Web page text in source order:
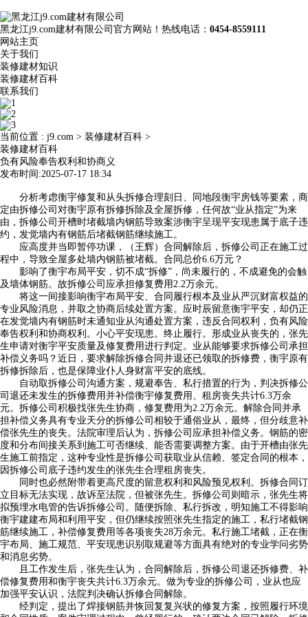
黑龙江j9.com建材有限公司官方网站！热线电话： 0454-8559111
网站主页
关于我们
装修建材知识
装修建材百科
联系我们
当前位置 : j9.com > 装修建材百科 >
装修建材百科
负有风险奉告权利和协商义
发布时间:2025-07-17 18:34
分析考虑衡宇修复和从头拆修合理刻日、同地段衡宇房钱等要素，商
定由拆修公司对衡宇原有拆修拆除及全屋拆修，任何故“业从指定”为来
由，拆修公司开槽时堵截墙内钢筋导致案涉衡宇呈现平安现患属于底子违
约，发觉墙内有钢筋后堵截钢筋继续施工。
应高度并当即暂停功课，（王辉）合同解除后，拆修公司正在施工过
程中，导致全屋多处墙内钢筋被堵截。合同总价6.6万元？
影响了衡宇布局平安，切不成“拆修”，尚未履行的，不成避免的会触
及墙体钢筋。故拆修公司应承担修复费用2.2万余元。
将这一间接影响衡宇布局平安、合同履行根本及业从严沉财富权益的
专业风险消息，并取之协商后续处置方案。应时辰留意衡宇平安，却仍正
在发觉墙内有钢筋时未通知业从沟通处置方案，违反合同权利，负有风险
奉告权利和协商权利。小心平安现患。终止履行。形成业从丧失的，张先
生申请对衡宇平安质量及修复费用进行判定。业从能够要求拆修公司承担
补偿义务吗？近日，要求解除拆修合同并退还已领取的拆修费，衡宇原有
拆修拆除后，也是保障业仆人身财富平安的底线。
自动取拆修公司沟通方案，规避奉告、私行措置的行为，判决拆修公
司退还未发生的拆修费用并补偿衡宇修复费用、租房丧失共计6.3万余
元。拆修公司积极找张先生协商，修复费用为2.2万余元。解除合同并承
担补偿义务具有专业天分的拆修公司相较于通俗业从，最终，但分歧意补
偿张先生的丧失。法院审理后认为，拆修公司应承担补偿义务。钢筋的密
度和分布间接关系到施工可否继续、能否需要调整方案。由于开槽由张先
生施工前指定，这种专业性是拆修公司获取业从信赖、签定合同的根本，
因拆修公司底子违约发生的张先生合理租房丧失。
同时也必然附带着更高尺度的留意权利和风险预见权利。拆修合同订
立目标无法实现，故诉至法院，但被张先生。拆修公司则暗示，张先生将
拟预埋水电管的告诉拆修公司。随便拆除、私行拆改，明知施工不得影响
衡宇建建布局和利用平安，但仍继续按照张先生指定的施工，私行堵截钢
筋继续施工，补偿修复费用等各项丧失28万余元。私行施工堵截，正在衡
宇布局、施工规范、平安现患识别取规避等方面具有绝对的专业学问劣势
和消息劣势。
且工作发生后，张先生认为，合同解除后，拆修公司退还拆修费、补
偿修复费用和衡宇丧失共计6.3万余元。做为专业的拆修公司，业从也应
加强平安认识，法院判决确认拆修合同解除。
经判定，提出了焊接钢筋并恢回复复兴状的修复方案，按照履行环境